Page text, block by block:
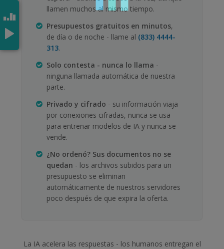
llamen muchos al mismo tiempo.
Presupuestos gratuitos en minutos,
de día o de noche - llame al (833) 4444-
313.
Solo contesta - nunca lo llama -
ninguna llamada automática de nuestra
parte.
Privado y cifrado - su información viaja
por conexiones cifradas, nunca se usa
para entrenar modelos de IA y nunca se
vende.
¿No ordenó? Sus documentos no se
quedan - los archivos subidos para un
presupuesto se eliminan
automáticamente de nuestros servidores
poco después de que expira la oferta.
La IA acelera las respuestas - los humanos entregan el